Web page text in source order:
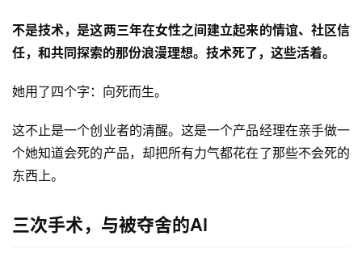
不是技术，是这两三年在女性之间建立起来的情谊、社区信
任，和共同探索的那份浪漫理想。技术死了，这些活着。
她用了四个字：向死而生。
这不止是一个创业者的清醒。这是一个产品经理在亲手做一
个她知道会死的产品，却把所有力气都花在了那些不会死的
东西上。
三次手术，与被夺舍的AI